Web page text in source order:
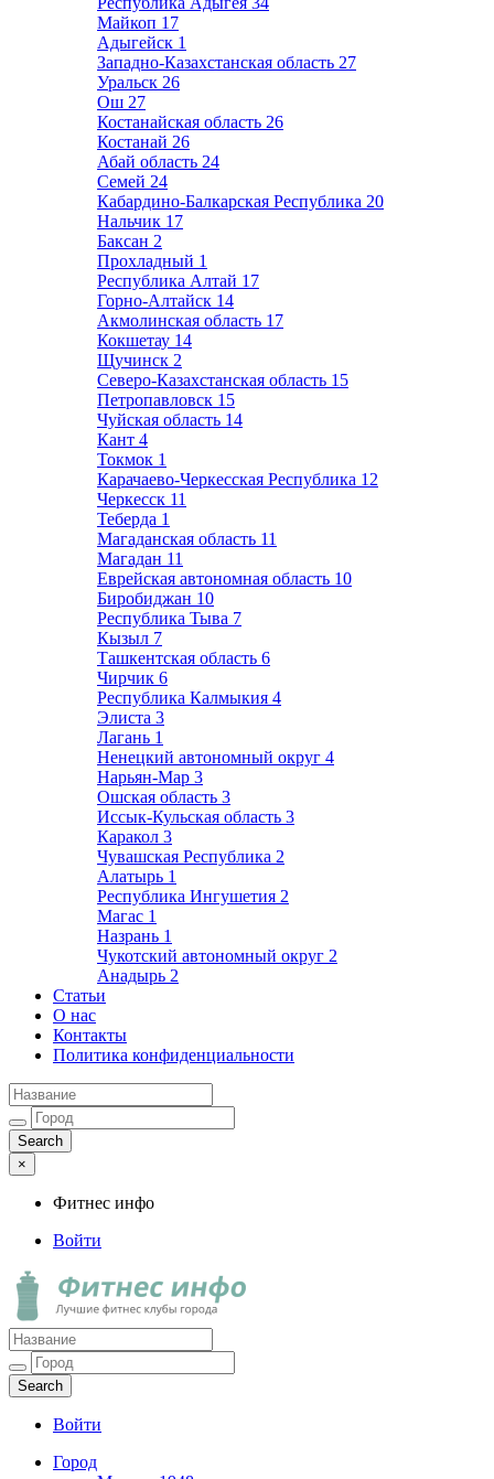
Майкоп 17
Адыгейск 1
Западно-Казахстанская область 27
Уральск 26
Ош 27
Костанайская область 26
Костанай 26
Абай область 24
Семей 24
Кабардино-Балкарская Республика 20
Нальчик 17
Баксан 2
Прохладный 1
Республика Алтай 17
Горно-Алтайск 14
Акмолинская область 17
Кокшетау 14
Щучинск 2
Северо-Казахстанская область 15
Петропавловск 15
Чуйская область 14
Кант 4
Токмок 1
Карачаево-Черкесская Республика 12
Черкесск 11
Теберда 1
Магаданская область 11
Магадан 11
Еврейская автономная область 10
Биробиджан 10
Республика Тыва 7
Кызыл 7
Ташкентская область 6
Чирчик 6
Республика Калмыкия 4
Элиста 3
Лагань 1
Ненецкий автономный округ 4
Нарьян-Мар 3
Ошская область 3
Иссык-Кульская область 3
Каракол 3
Чувашская Республика 2
Алатырь 1
Республика Ингушетия 2
Магас 1
Назрань 1
Чукотский автономный округ 2
Анадырь 2
Статьи
О нас
Контакты
Политика конфиденциальности
×
Фитнес инфо
Войти
Фитнес инфо
Лучшие фитнес клубы города
Войти
Город